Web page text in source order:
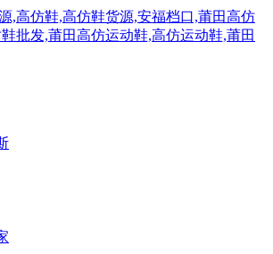
,高仿鞋,高仿鞋货源,安福档口,莆田高仿
批发,莆田高仿运动鞋,高仿运动鞋,莆田